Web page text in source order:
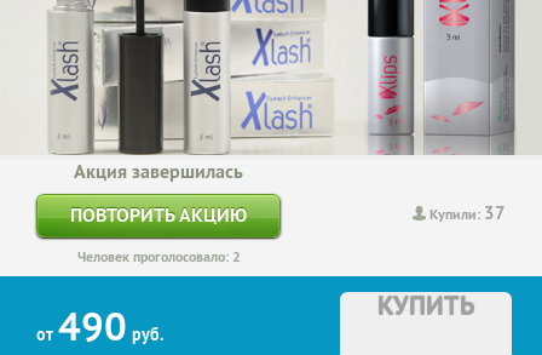
Купили: 37
Акция завершилась
ПОВТОРИТЬ АКЦИЮ
Человек проголосовало: 2
от 490 руб.
КУПИТЬ